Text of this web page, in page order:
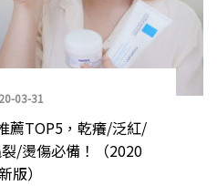
03-31
薦TOP5，乾癢/泛紅/
/燙傷必備！（2020
版）